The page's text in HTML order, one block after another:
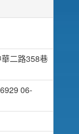
二路358巷
06-